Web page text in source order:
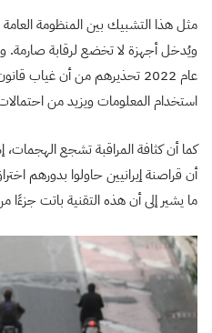
مثل هذا التشبيك بين المنظومة
ويُدخل أجهزة لا تخضع لرقابة صارمة.
عام 2022 تحذيرهم من أن غياب
استخدام المعلومات ويزيد من
كما أن كثافة المراقبة تشجع
أن قراصنة إيرانيين حاولوا بدورهم
ما يشير إلى أن هذه التقنية باتت جزءًا